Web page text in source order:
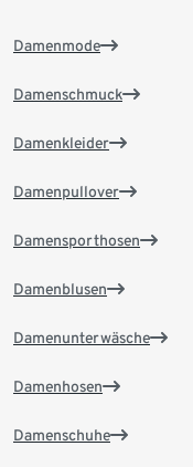
Damenmode
Damenschmuck
Damenkleider
Damenpullover
Damensporthosen
Damenblusen
Damenunterwäsche
Damenhosen
Damenschuhe